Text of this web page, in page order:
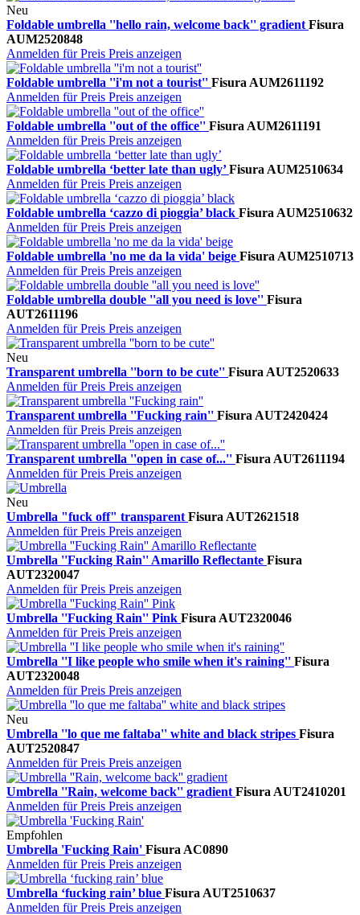
Neu
Foldable umbrella ''hello rain, welcome back'' gradient Fisura
AUM2520848
Anmelden für Preis Preis anzeigen
Foldable umbrella ''i'm not a tourist'' Fisura AUM2611192
Anmelden für Preis Preis anzeigen
Foldable umbrella ''out of the office'' Fisura AUM2611191
Anmelden für Preis Preis anzeigen
Foldable umbrella ‘better late than ugly’Fisura AUM2510634
Anmelden für Preis Preis anzeigen
Foldable umbrella ‘cazzo di pioggia’ black Fisura AUM2510632
Anmelden für Preis Preis anzeigen
Foldable umbrella 'no me da la vida' beige Fisura AUM2510713
Anmelden für Preis Preis anzeigen
Foldable umbrella double ''all you need is love'' Fisura
AUT2611196
Anmelden für Preis Preis anzeigen
Neu
Transparent umbrella ''born to be cute'' Fisura AUT2520633
Anmelden für Preis Preis anzeigen
Transparent umbrella ''Fucking rain'' Fisura AUT2420424
Anmelden für Preis Preis anzeigen
Transparent umbrella ''open in case of...'' Fisura AUT2611194
Anmelden für Preis Preis anzeigen
Neu
Umbrella "fuck off" transparent Fisura AUT2621518
Anmelden für Preis Preis anzeigen
Umbrella ''Fucking Rain'' Amarillo Reflectante Fisura
AUT2320047
Anmelden für Preis Preis anzeigen
Umbrella ''Fucking Rain'' Pink Fisura AUT2320046
Anmelden für Preis Preis anzeigen
Umbrella ''I like people who smile when it's raining'' Fisura
AUT2320048
Anmelden für Preis Preis anzeigen
Neu
Umbrella ''lo que me faltaba'' white and black stripes Fisura
AUT2520847
Anmelden für Preis Preis anzeigen
Umbrella ''Rain, welcome back'' gradient Fisura AUT2410201
Anmelden für Preis Preis anzeigen
Empfohlen
Umbrella 'Fucking Rain' Fisura AC0890
Anmelden für Preis Preis anzeigen
Umbrella ‘fucking rain’ blue Fisura AUT2510637
Anmelden für Preis Preis anzeigen